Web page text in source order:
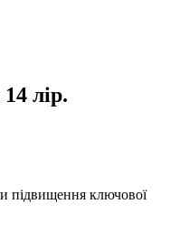
лір.
підвищення ключової